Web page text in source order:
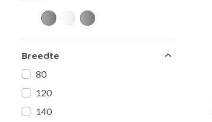
Breedte
80
120
140